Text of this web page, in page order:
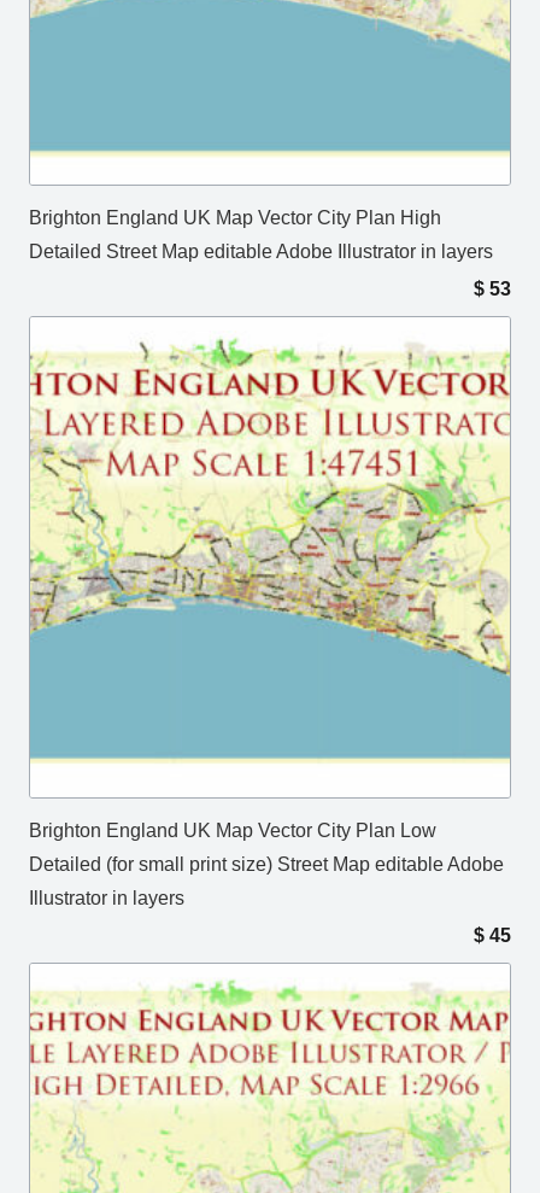
Brighton England UK Map Vector City Plan High
Detailed Street Map editable Adobe Illustrator in layers
$ 53
Brighton England UK Map Vector City Plan Low
Detailed (for small print size) Street Map editable Adobe
Illustrator in layers
$ 45